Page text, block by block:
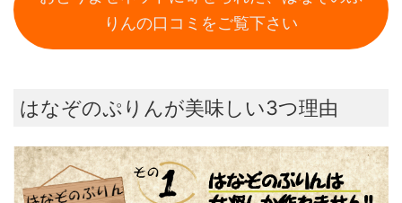
りんの口コミをご覧下さい
はなぞのぷりんが美味しい3つ理由